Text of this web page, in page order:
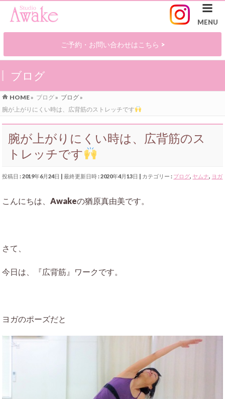
ご予約・お問い合わせはこちら >
ブログ
HOME» ブログ» ブログ»
腕が上がりにくい時は、広背筋のストレッチです
腕が上がりにくい時は、広背筋のス
トレッチです
投稿日 : 2019年6月24日 最終更新日時 : 2020年4月13日 カテゴリー : ブログ, ヤムナ, ヨガ
こんにちは、Awakeの猶原真由美です。
さて、
今日は、『広背筋』ワークです。
ヨガのポーズだと